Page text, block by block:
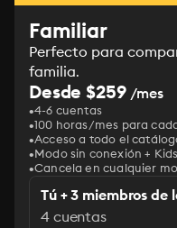
Familiar
Perfecto para
familia.
Desde $259/mes
4-6 cuentas
100 horas/mes para
Acceso a todo el
Modo sin conexión +
Cancela en cualquier
Tú + 3 miembros de
4 cuentas